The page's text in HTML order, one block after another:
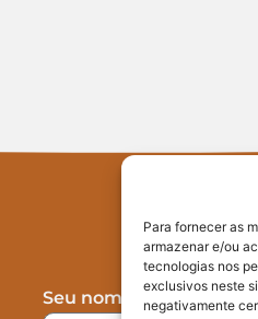
Para fornecer as
armazenar e/ou
tecnologias nos
exclusivos neste
negativamente
Seu nome